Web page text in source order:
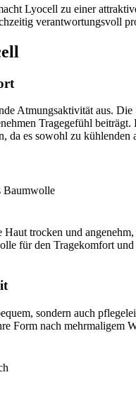
Lyocell zu einer
verantwortungsvoll
Atmungsaktivität aus.
Tragegefühl beiträgt.
da es sowohl zu kühlenden
Baumwolle
trocken und
für den Tragekomfort
sondern auch
Form nach mehrmaligem